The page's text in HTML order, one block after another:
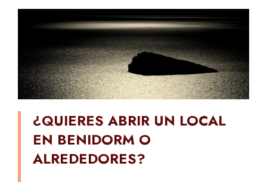
¿QUIERES ABRIR UN LOCAL
EN BENIDORM O
ALREDEDORES?